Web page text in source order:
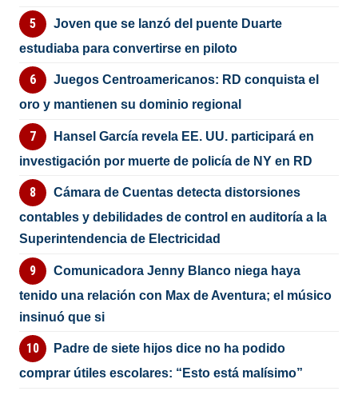
Joven que se lanzó del puente Duarte
estudiaba para convertirse en piloto
Juegos Centroamericanos: RD conquista el
oro y mantienen su dominio regional
Hansel García revela EE. UU. participará en
investigación por muerte de policía de NY en RD
Cámara de Cuentas detecta distorsiones
contables y debilidades de control en auditoría a la
Superintendencia de Electricidad
Comunicadora Jenny Blanco niega haya
tenido una relación con Max de Aventura; el músico
insinuó que si
Padre de siete hijos dice no ha podido
comprar útiles escolares: “Esto está malísimo”